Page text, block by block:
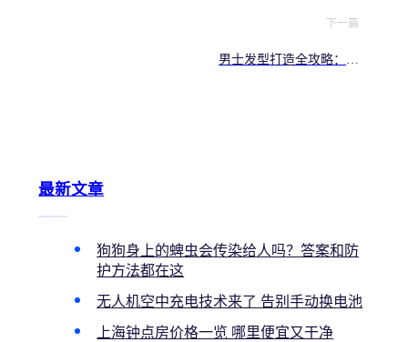
下一篇
男士发型打造全攻略：从
最新文章
狗狗身上的蜱虫会传染给人吗？答案和防
护方法都在这
无人机空中充电技术来了 告别手动换电池
上海钟点房价格一览 哪里便宜又干净